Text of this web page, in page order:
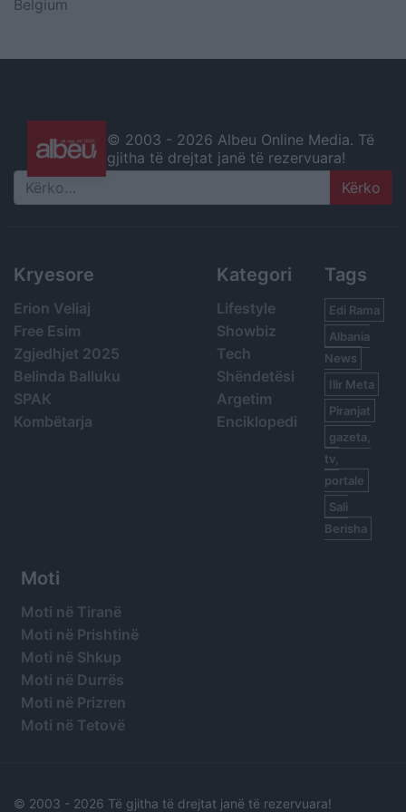
Belgium
© 2003 - 2026 Albeu Online Media. Të
gjitha të drejtat janë të rezervuara!
Search
Kryesore
Erion Veliaj
Free Esim
Zgjedhjet 2025
Belinda Balluku
SPAK
Kombëtarja
Kategori
Lifestyle
Showbiz
Tech
Shëndetësi
Argetim
Enciklopedi
Tags
Edi Rama
Albania
News
Ilir Meta
Piranjat
gazeta,
tv,
portale
Sali
Berisha
Moti
Moti në Tiranë
Moti në Prishtinë
Moti në Shkup
Moti në Durrës
Moti në Prizren
Moti në Tetovë
© 2003 - 2026 Të gjitha të drejtat janë të rezervuara!